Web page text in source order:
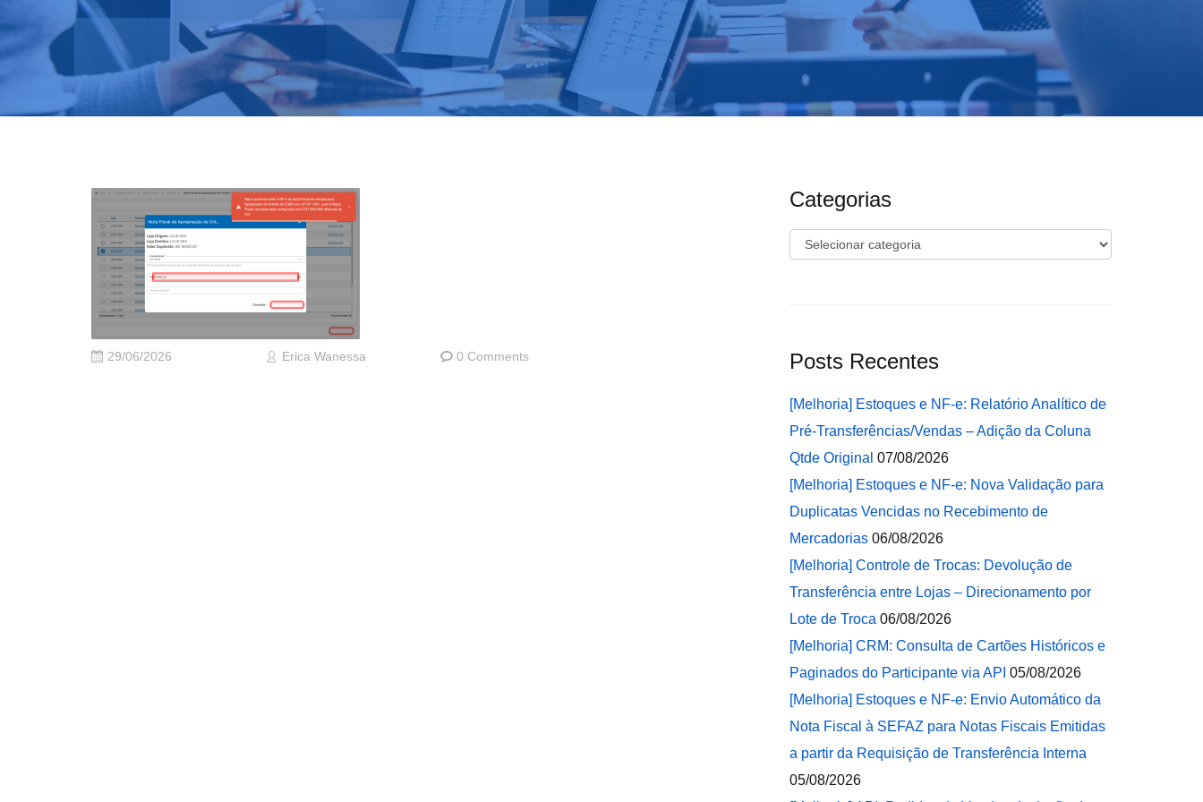
29/06/2026 Erica Wanessa 0 Comments
Categorias
Categorias
Posts Recentes
[Melhoria] Estoques e NF-e: Relatório Analítico de
Pré-Transferências/Vendas – Adição da Coluna
Qtde Original 07/08/2026
[Melhoria] Estoques e NF-e: Nova Validação para
Duplicatas Vencidas no Recebimento de
Mercadorias 06/08/2026
[Melhoria] Controle de Trocas: Devolução de
Transferência entre Lojas – Direcionamento por
Lote de Troca 06/08/2026
[Melhoria] CRM: Consulta de Cartões Históricos e
Paginados do Participante via API 05/08/2026
[Melhoria] Estoques e NF-e: Envio Automático da
Nota Fiscal à SEFAZ para Notas Fiscais Emitidas
a partir da Requisição de Transferência Interna
05/08/2026